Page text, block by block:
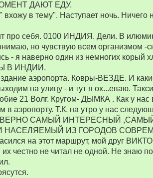
ДАЮТ ЕДУ.
вхожу в тему". Наступает ночь.
про себя. 0100 ИНДИЯ. Дели. В
но чувствую всем организмом -
- я наверно один из немногих корый
В ИНДИИ.
аэропорта. Ковры-ВЕЗДЕ. И
на улицу - и тут я ох...еваю.
21 Волг. Кругом- ДЫМКА . Как у
в аэропорту. Т.К. на утро у нас
САМЫЙ ИНТЕРЕСНЫЙ
НАСЕЛЯЕМЫЙ ИЗ ГОРОДОВ
на этот маршрут, мой друг
честно не читал не одной. Не знаю